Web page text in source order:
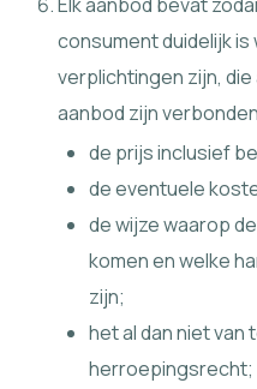
consument duidelijk
verplichtingen zijn,
aanbod zijn
de prijs inclusief
de eventuele
de wijze waarop
komen en welke
zijn;
het al dan niet van
herroepingsrecht;